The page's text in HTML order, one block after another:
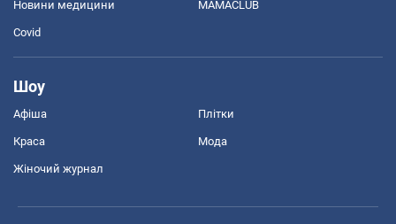
Новини медицини MAMACLUB
Covid
Шоу
Афіша Плітки
Краса Мода
Жіночий журнал